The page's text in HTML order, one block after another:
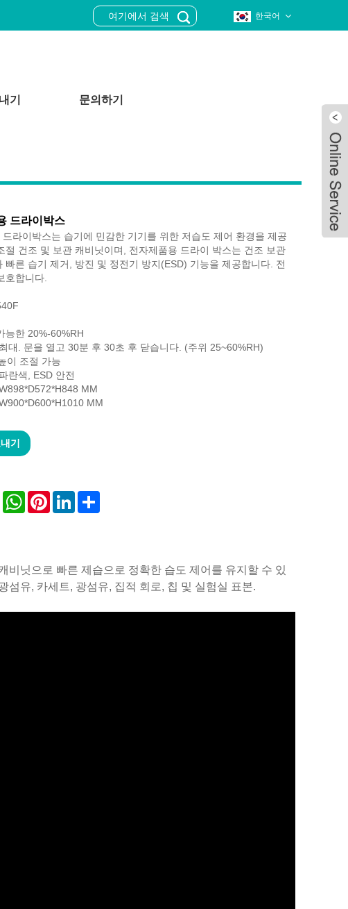
한국어
기 문의하기
드라이박스
드라이박스는 습기에 민감한 기기를 위한 저습도 제어 환경을 제공
절 건조 및 보관 캐비닛이며, 전자제품용 드라이 박스는 건조 보관
빠른 습기 제거, 방진 및 정전기 방지(ESD) 기능을 제공합니다. 전
호합니다.
능한 20%-60%RH
대. 문을 열고 30분 후 30초 후 닫습니다. (주위 25~60%RH)
이 조절 가능
란색, ESD 안전
MM
MM
기
X WhatsAppPinterestLinkedInShare
닛으로 빠른 제습으로 정확한 습도 제어를 유지할 수 있
섬유, 카세트, 광섬유, 집적 회로, 칩 및 실험실 표본.